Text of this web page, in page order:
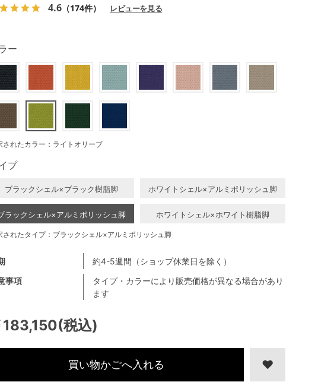
4.6 （174件） レビューを見る
183,150(税込)
事項
タイプ・カラーにより販売価格が異なる場合があり
ます
約4-5週間（ショップ休業日を除く）
ー
されたカラー：ライトオリーブ
プ
ブラックシェル×ブラック樹脂脚 ホワイトシェル×アルミポリッシュ脚
ラックシェル×アルミポリッシュ脚 ホワイトシェル×ホワイト樹脂脚
されたタイプ：ブラックシェル×アルミポリッシュ脚
買い物かごへ入れる